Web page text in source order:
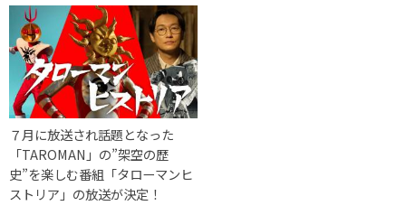
７月に放送され話題となった
「TAROMAN」の”架空の歴
史”を楽しむ番組「タローマンヒ
ストリア」の放送が決定！